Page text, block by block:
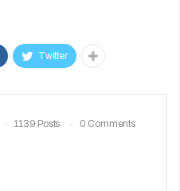
Twitter
1139 Posts 0 Comments